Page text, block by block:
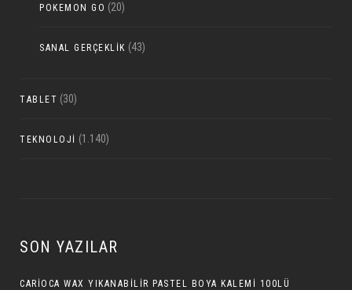
POKEMON GO (20)
SANAL GERÇEKLIK (43)
TABLET (30)
TEKNOLOJI (1.140)
SON YAZILAR
CARIOCA WAX YIKANABILIR PASTEL BOYA KALEMI 100LÜ